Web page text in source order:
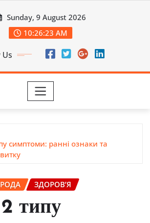
Sunday, 9 August 2026
10:26:24 AM
Us
симптоми: ранні ознаки та
ЗДОРОВ’Я
2 типу